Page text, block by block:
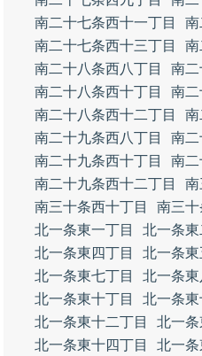
南二十七条西十一丁目
南
南二十七条西十三丁目
南
南二十八条西八丁目
南二
南二十八条西十丁目
南二
南二十八条西十二丁目
南
南二十九条西八丁目
南二
南二十九条西十丁目
南二
南二十九条西十二丁目
南
南三十条西十丁目
南三十
北一条東一丁目
北一条東
北一条東四丁目
北一条東
北一条東七丁目
北一条東
北一条東十丁目
北一条東
北一条東十二丁目
北一条
北一条東十四丁目
北一条